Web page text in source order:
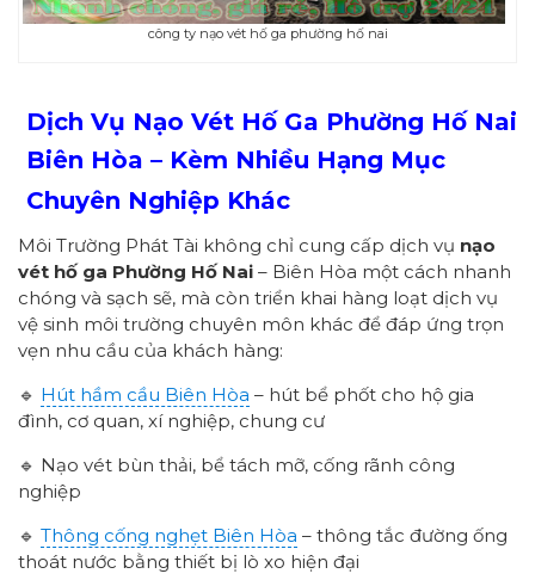
công ty nạo vét hố ga phường hố nai
Dịch Vụ Nạo Vét Hố Ga Phường Hố Nai
Biên Hòa – Kèm Nhiều Hạng Mục
Chuyên Nghiệp Khác
Môi Trường Phát Tài không chỉ cung cấp dịch vụ nạo
vét hố ga Phường Hố Nai – Biên Hòa một cách nhanh
chóng và sạch sẽ, mà còn triển khai hàng loạt dịch vụ
vệ sinh môi trường chuyên môn khác để đáp ứng trọn
vẹn nhu cầu của khách hàng:
🔹 Hút hầm cầu Biên Hòa – hút bể phốt cho hộ gia
đình, cơ quan, xí nghiệp, chung cư
🔹 Nạo vét bùn thải, bể tách mỡ, cống rãnh công
nghiệp
🔹 Thông cống nghẹt Biên Hòa – thông tắc đường ống
thoát nước bằng thiết bị lò xo hiện đại